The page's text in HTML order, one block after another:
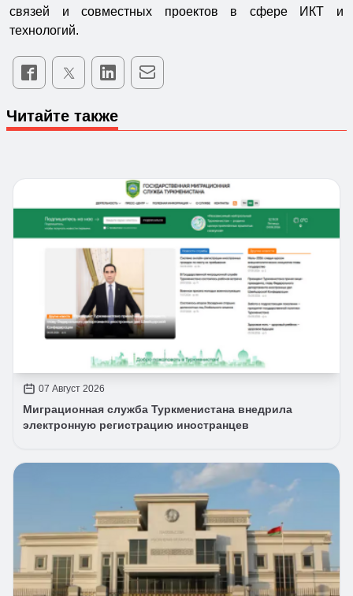
связей и совместных проектов в сфере ИКТ и
технологий.
Читайте также
07 Август 2026
Миграционная служба Туркменистана внедрила
электронную регистрацию иностранцев